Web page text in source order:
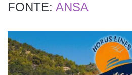
FONTE: ANSA